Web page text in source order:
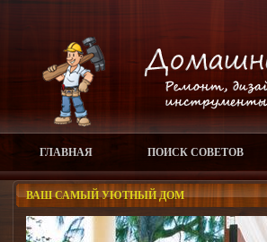
ГЛАВНАЯ ПОИСК СОВЕТОВ
ВАШ САМЫЙ УЮТНЫЙ ДОМ